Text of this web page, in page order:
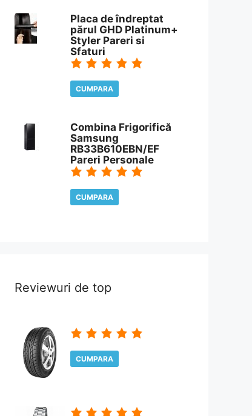
Placa de îndreptat
părul GHD Platinum+
Styler Pareri si
Sfaturi
CUMPARA
Combina Frigorifică
Samsung
RB33B610EBN/EF
Pareri Personale
CUMPARA
Reviewuri de top
CUMPARA